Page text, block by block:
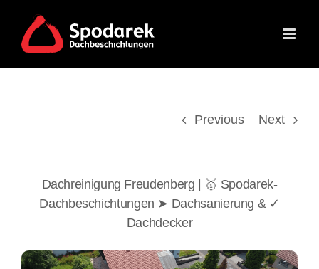
content
Previous Next
Dachreinigung Freudenberg | 🥇 Spodarek-
Dachbeschichtungen ➤ Dachsanierung & ✓
Dachdecker